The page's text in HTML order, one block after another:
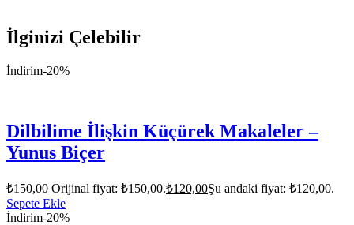
İlginizi Çelebilir
İndirim-20%
Dilbilime İlişkin Küçürek Makaleler –
Yunus Biçer
₺150,00 Orijinal fiyat: ₺150,00.₺120,00Şu andaki fiyat: ₺120,00.
Sepete Ekle
İndirim-20%